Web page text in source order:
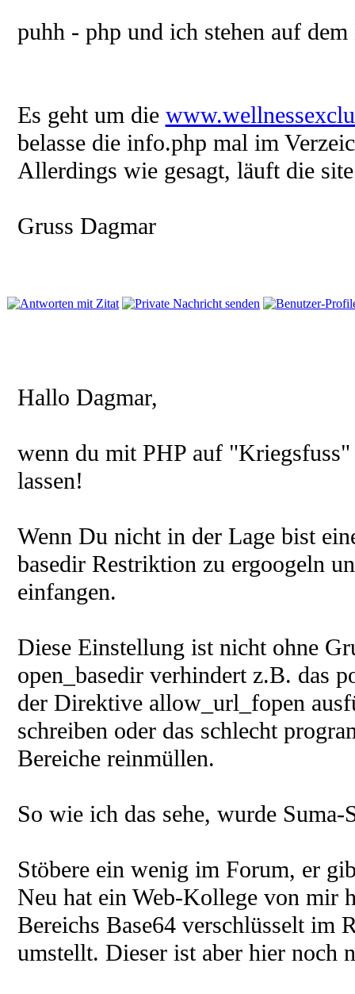
puhh - php und ich stehen auf
Es geht um die
belasse die info.php mal im
Allerdings wie gesagt, läuft die
Gruss Dagmar
Hallo Dagmar,
wenn du mit PHP auf
lassen!
Wenn Du nicht in der Lage bist
basedir Restriktion zu ergoogeln
einfangen.
Diese Einstellung ist nicht ohne
open_basedir verhindert z.B. das
der Direktive allow_url_fopen
schreiben oder das schlecht
Bereiche reinmüllen.
So wie ich das sehe, wurde
Stöbere ein wenig im Forum, er
Neu hat ein Web-Kollege von mir
Bereichs Base64 verschlüsselt im
umstellt. Dieser ist aber hier noch